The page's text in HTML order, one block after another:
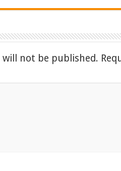
will not be published.